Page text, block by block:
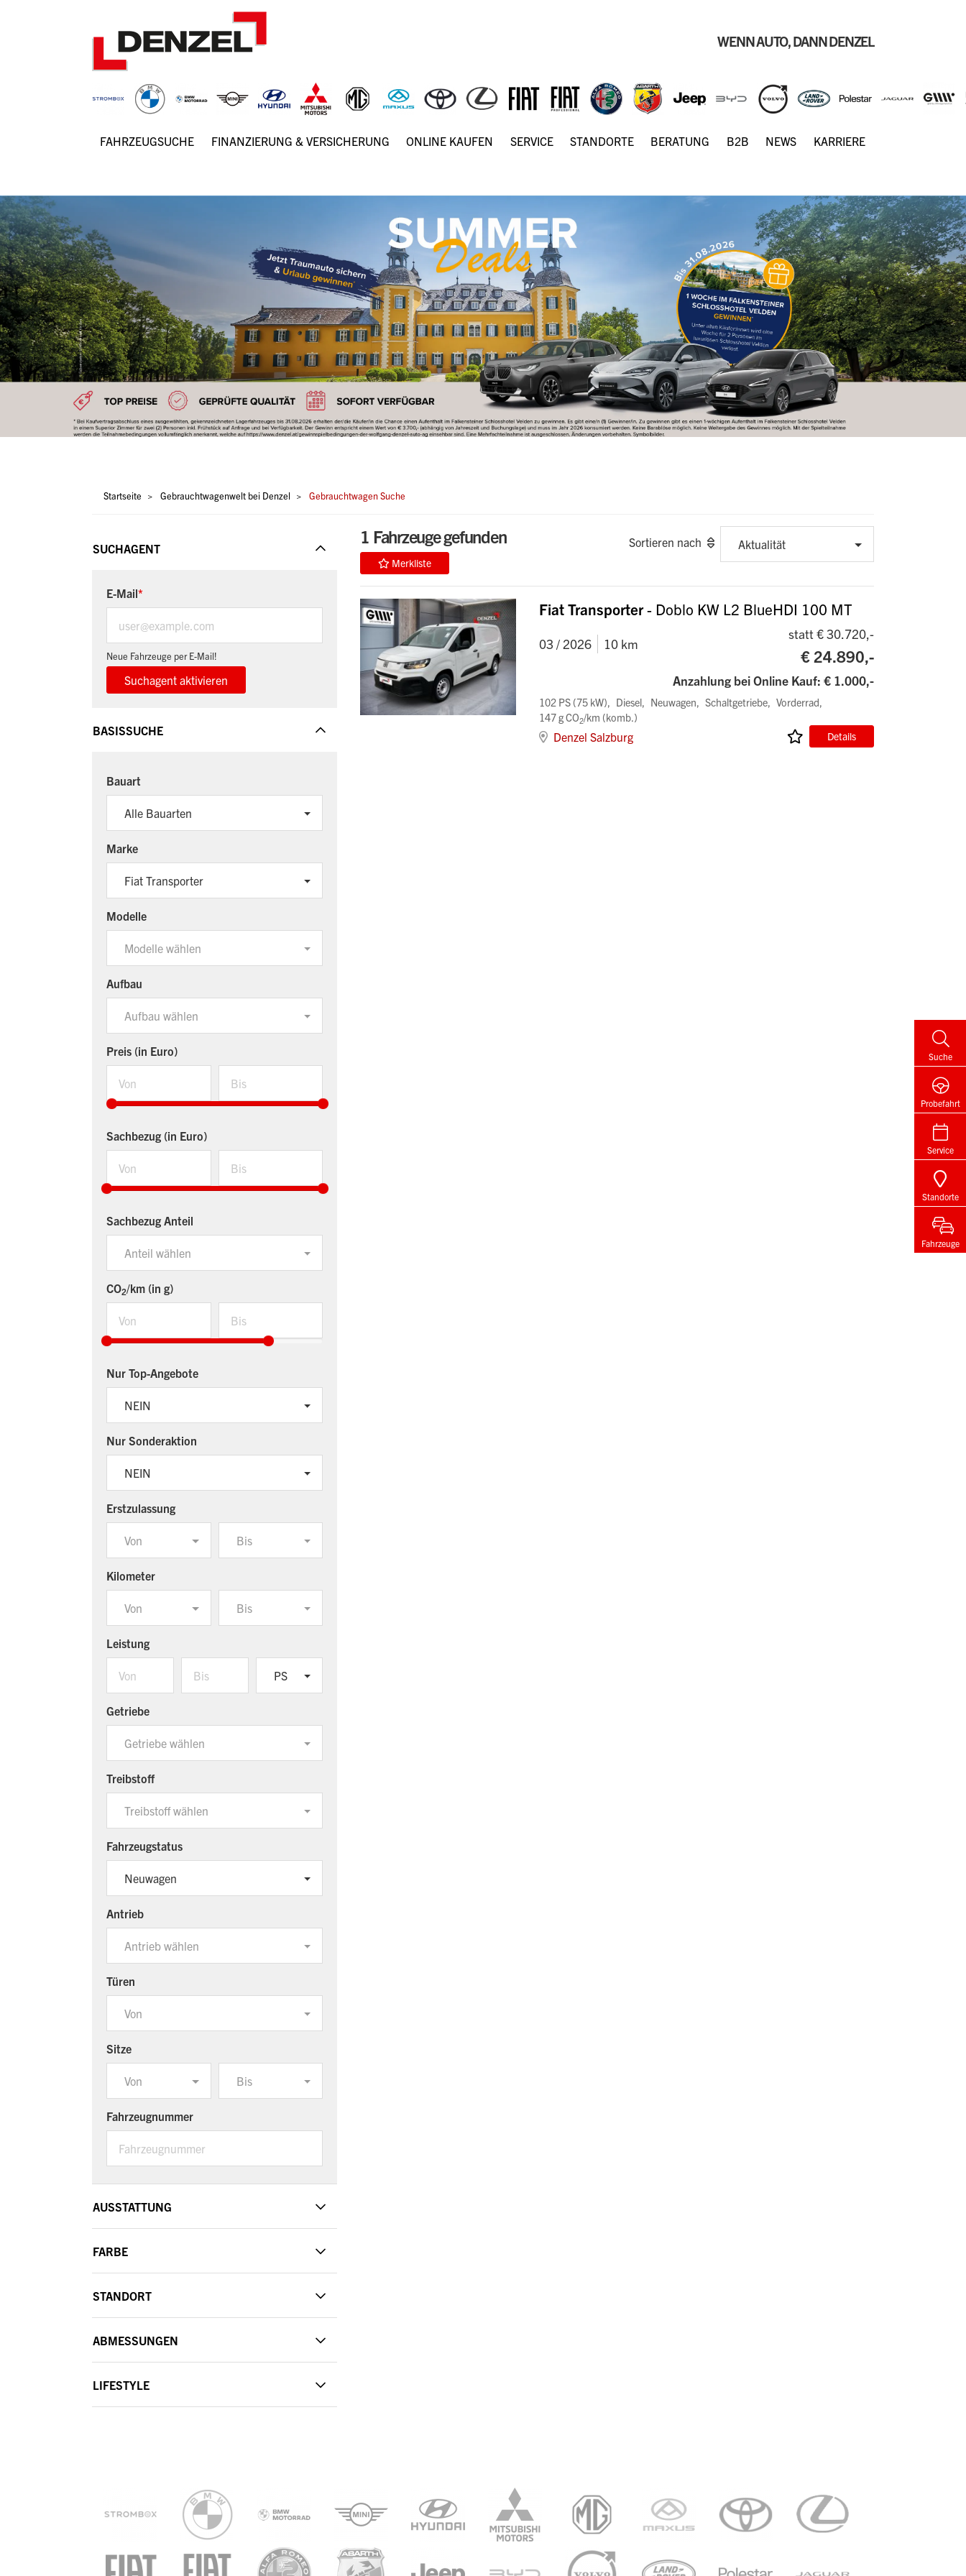
WENN AUTO, DANN DENZEL
Hauptnavigation
FAHRZEUGSUCHE FINANZIERUNG & VERSICHERUNG ONLINE KAUFEN SERVICE STANDORTE BERATUNG B2B NEWS KARRIERE
Pfadnavigation
Startseite Gebrauchtwagenwelt bei Denzel Gebrauchtwagen Suche
SUCHAGENT
E-Mail
Neue Fahrzeuge per E-Mail!
BASISSUCHE
Bauart
Alle Bauarten
Marke
Fiat Transporter
Modelle
Modelle wählen
Aufbau
Aufbau wählen
Preis (in Euro)
Sachbezug (in Euro)
Sachbezug Anteil
Anteil wählen
CO2/km (in g)
Nur Top-Angebote
NEIN
Nur Sonderaktion
NEIN
Erstzulassung
Von Bis
Kilometer
Von Bis
Leistung
PS
Getriebe
Getriebe wählen
Treibstoff
Treibstoff wählen
Fahrzeugstatus
Neuwagen
Antrieb
Antrieb wählen
Türen
Von
Sitze
Von Bis
Fahrzeugnummer
AUSSTATTUNG
FARBE
STANDORT
ABMESSUNGEN
LIFESTYLE
1 Fahrzeuge gefunden
Merkliste
Sortieren nach Aktualität
Fiat Transporter- Doblo KW L2 BlueHDI 100 MT
03 / 2026 10 km
statt € 30.720,-
€ 24.890,-
Anzahlung bei Online Kauf: € 1.000,-
102 PS (75 kW) Diesel Neuwagen Schaltgetriebe
Vorderrad
147 g CO2/km (komb.)
Denzel Salzburg Details
Suche
Probefahrt
Service
Standorte
Fahrzeuge